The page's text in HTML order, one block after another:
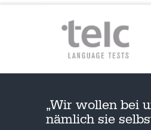
„Wir wollen bei
nämlich sie